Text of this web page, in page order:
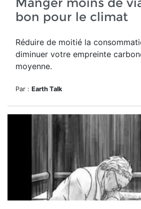
bon pour le climat
Réduire de moitié la
diminuer votre empreinte
moyenne.
Par : Earth Talk